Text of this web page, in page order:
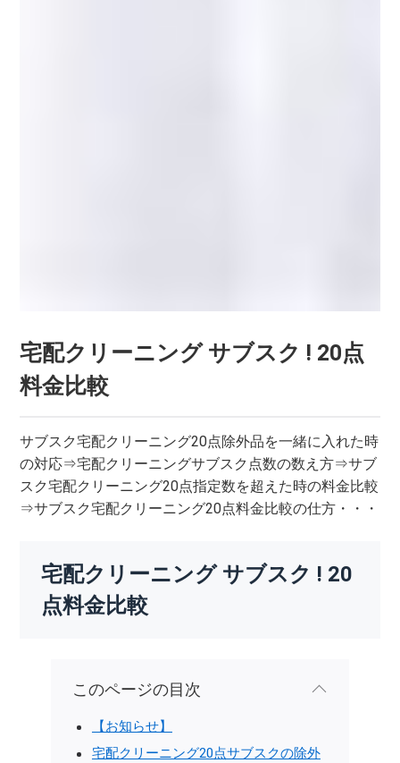
宅配クリーニング サブスク ! 20点
料金比較
サブスク宅配クリーニング20点除外品を一緒に入れた時
の対応⇒宅配クリーニングサブスク点数の数え方⇒サブ
スク宅配クリーニング20点指定数を超えた時の料金比較
⇒サブスク宅配クリーニング20点料金比較の仕方・・・
宅配クリーニング サブスク ! 20
点料金比較
このページの目次
【お知らせ】
宅配クリーニング20点サブスクの除外